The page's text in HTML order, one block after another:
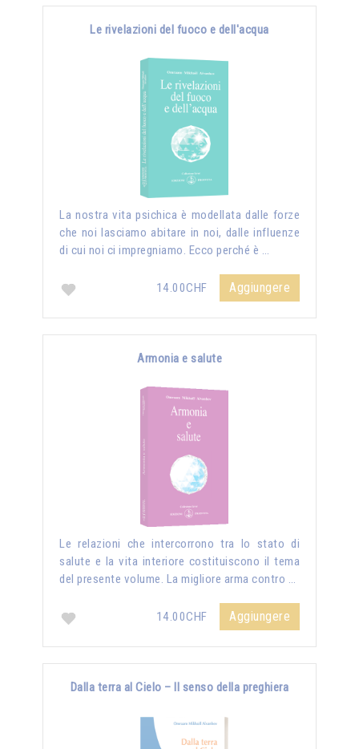
Le rivelazioni del fuoco e dell'acqua
La nostra vita psichica è modellata dalle forze
che noi lasciamo abitare in noi, dalle influenze
di cui noi ci impregniamo. Ecco perché è …
14.00CHF Aggiungere
Armonia e salute
Le relazioni che intercorrono tra lo stato di
salute e la vita interiore costituiscono il tema
del presente volume. La migliore arma contro …
14.00CHF Aggiungere
Dalla terra al Cielo – Il senso della preghiera